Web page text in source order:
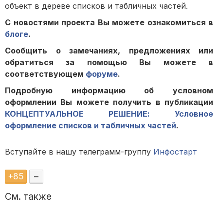
объект в дереве списков и табличных частей.
С новостями проекта Вы можете ознакомиться в
блоге.
Сообщить о замечаниях, предложениях или
обратиться за помощью Вы можете в
соответствующем форуме.
Подробную информацию об условном
оформлении Вы можете получить в публикации
КОНЦЕПТУАЛЬНОЕ РЕШЕНИЕ: Условное
оформление списков и табличных частей.
Вступайте в нашу телеграмм-группу Инфостарт
+85 –
См. также